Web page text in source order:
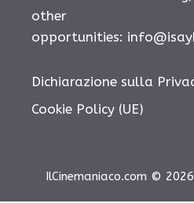
other
opportunities:
Dichiarazione sulla
Cookie Policy (UE)
IlCinemaniaco.com ©